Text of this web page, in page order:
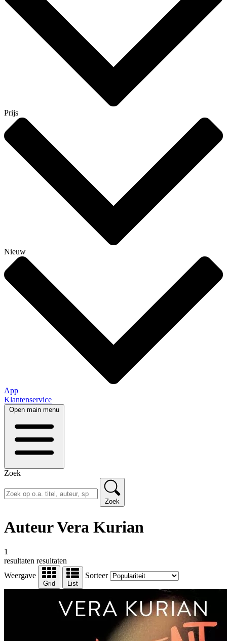
Prijs
Nieuw
App
Klantenservice
Open main menu
Zoek
Zoek
Auteur Vera Kurian
1
resultaten resultaten
Weergave
Grid List
Sorteer